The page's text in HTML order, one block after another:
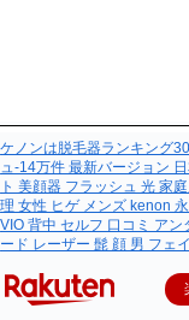
ケノンは脱毛器ランキング
ュ-14万件 最新バージョン
ト 美顔器 フラッシュ 光 家
理 女性 ヒゲ メンズ kenon
VIO 背中 セルフ 口コミ アン
ード レーザー 髭 顔 男 フェ